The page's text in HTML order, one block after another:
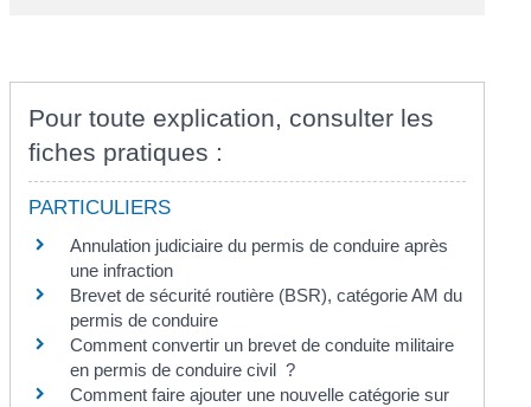
Pour toute explication, consulter les
fiches pratiques :
PARTICULIERS
Annulation judiciaire du permis de conduire après
une infraction
Brevet de sécurité routière (BSR), catégorie AM du
permis de conduire
Comment convertir un brevet de conduite militaire
en permis de conduire civil ?
Comment faire ajouter une nouvelle catégorie sur